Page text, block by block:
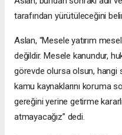
tarafından yürütüleceğini
Aslan, “Mesele yatırım
değildir. Mesele kanundur,
görevde olursa olsun, hangi
kamu kaynaklarını koruma
gereğini yerine getirme
atmayacağız” dedi.